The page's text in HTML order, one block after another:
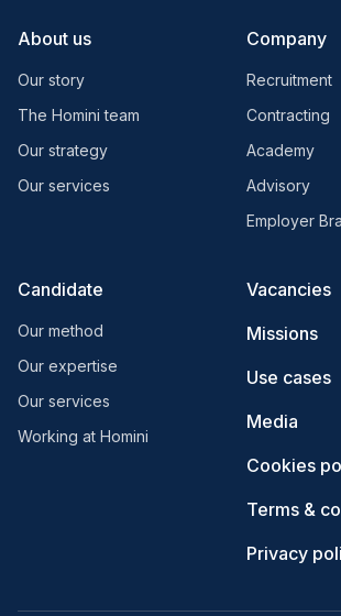
About us
Our story
The Homini team
Our strategy
Our services
Company
Recruitment
Contracting
Academy
Advisory
Employer
Candidate
Our method
Our expertise
Our services
Working at Homini
Vacancies
Missions
Use cases
Media
Cookies
Terms &
Privacy